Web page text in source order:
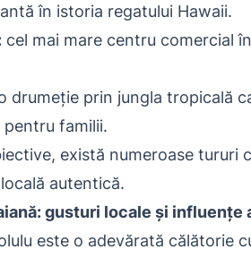
în istoria regatului Hawaii.
cel mai mare centru comercial
drumeție prin jungla tropicală
familii.
există numeroase
autentică.
gusturi locale și influențe
este o adevărată călătorie